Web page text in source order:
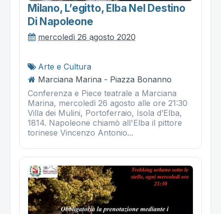
Milano, L’egitto, Elba Nel Destino
Di Napoleone
mercoledì 26 agosto 2020
Arte e Cultura
Marciana Marina - Piazza Bonanno
Conferenza e Piece teatrale a Marciana
Marina, mercoledì 26 agosto alle ore 21:30
Villa dei Mulini, Portoferraio, Isola d’Elba,
1814. Napoleone chiamò all'Elba il pittore
torinese Vincenzo Antonio...